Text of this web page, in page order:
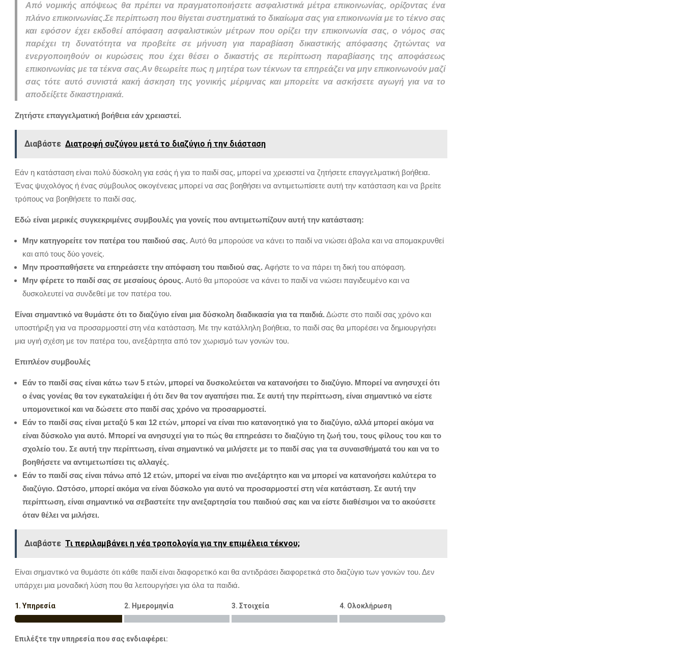
Από νομικής απόψεως θα πρέπει να πραγματοποιήσετε ασφαλιστικά μέτρα επικοινωνίας, ορίζοντας ένα
πλάνο επικοινωνίας.Σε περίπτωση που θίγεται συστηματικά το δικαίωμα σας για επικοινωνία με το τέκνο σας
και εφόσον έχει εκδοθεί απόφαση ασφαλιστικών μέτρων που ορίζει την επικοινωνία σας, ο νόμος σας
παρέχει τη δυνατότητα να προβείτε σε μήνυση για παραβίαση δικαστικής απόφασης ζητώντας να
ενεργοποιηθούν οι κυρώσεις που έχει θέσει ο δικαστής σε περίπτωση παραβίασης της αποφάσεως
επικοινωνίας με τα τέκνα σας.Αν θεωρείτε πως η μητέρα των τέκνων τα επηρεάζει να μην επικοινωνούν μαζί
σας τότε αυτό συνιστά κακή άσκηση της γονικής μέριμνας και μπορείτε να ασκήσετε αγωγή για να το
αποδείξετε δικαστηριακά.
Ζητήστε επαγγελματική βοήθεια εάν χρειαστεί.
Διαβάστε Διατροφή συζύγου μετά το διαζύγιο ή την διάσταση
Εάν η κατάσταση είναι πολύ δύσκολη για εσάς ή για το παιδί σας, μπορεί να χρειαστεί να ζητήσετε επαγγελματική βοήθεια.
Ένας ψυχολόγος ή ένας σύμβουλος οικογένειας μπορεί να σας βοηθήσει να αντιμετωπίσετε αυτή την κατάσταση και να βρείτε
τρόπους να βοηθήσετε το παιδί σας.
Εδώ είναι μερικές συγκεκριμένες συμβουλές για γονείς που αντιμετωπίζουν αυτή την κατάσταση:
Μην κατηγορείτε τον πατέρα του παιδιού σας. Αυτό θα μπορούσε να κάνει το παιδί να νιώσει άβολα και να απομακρυνθεί
και από τους δύο γονείς.
Μην προσπαθήσετε να επηρεάσετε την απόφαση του παιδιού σας. Αφήστε το να πάρει τη δική του απόφαση.
Μην φέρετε το παιδί σας σε μεσαίους όρους. Αυτό θα μπορούσε να κάνει το παιδί να νιώσει παγιδευμένο και να
δυσκολευτεί να συνδεθεί με τον πατέρα του.
Είναι σημαντικό να θυμάστε ότι το διαζύγιο είναι μια δύσκολη διαδικασία για τα παιδιά. Δώστε στο παιδί σας χρόνο και
υποστήριξη για να προσαρμοστεί στη νέα κατάσταση. Με την κατάλληλη βοήθεια, το παιδί σας θα μπορέσει να δημιουργήσει
μια υγιή σχέση με τον πατέρα του, ανεξάρτητα από τον χωρισμό των γονιών του.
Επιπλέον συμβουλές
Εάν το παιδί σας είναι κάτω των 5 ετών, μπορεί να δυσκολεύεται να κατανοήσει το διαζύγιο. Μπορεί να ανησυχεί ότι
ο ένας γονέας θα τον εγκαταλείψει ή ότι δεν θα τον αγαπήσει πια. Σε αυτή την περίπτωση, είναι σημαντικό να είστε
υπομονετικοί και να δώσετε στο παιδί σας χρόνο να προσαρμοστεί.
Εάν το παιδί σας είναι μεταξύ 5 και 12 ετών, μπορεί να είναι πιο κατανοητικό για το διαζύγιο, αλλά μπορεί ακόμα να
είναι δύσκολο για αυτό. Μπορεί να ανησυχεί για το πώς θα επηρεάσει το διαζύγιο τη ζωή του, τους φίλους του και το
σχολείο του. Σε αυτή την περίπτωση, είναι σημαντικό να μιλήσετε με το παιδί σας για τα συναισθήματά του και να το
βοηθήσετε να αντιμετωπίσει τις αλλαγές.
Εάν το παιδί σας είναι πάνω από 12 ετών, μπορεί να είναι πιο ανεξάρτητο και να μπορεί να κατανοήσει καλύτερα το
διαζύγιο. Ωστόσο, μπορεί ακόμα να είναι δύσκολο για αυτό να προσαρμοστεί στη νέα κατάσταση. Σε αυτή την
περίπτωση, είναι σημαντικό να σεβαστείτε την ανεξαρτησία του παιδιού σας και να είστε διαθέσιμοι να το ακούσετε
όταν θέλει να μιλήσει.
Διαβάστε Τι περιλαμβάνει η νέα τροπολογία για την επιμέλεια τέκνου;
Είναι σημαντικό να θυμάστε ότι κάθε παιδί είναι διαφορετικό και θα αντιδράσει διαφορετικά στο διαζύγιο των γονιών του. Δεν
υπάρχει μια μοναδική λύση που θα λειτουργήσει για όλα τα παιδιά.
1. Υπηρεσία 2. Ημερομηνία 3. Στοιχεία 4. Ολοκλήρωση
Επιλέξτε την υπηρεσία που σας ενδιαφέρει: